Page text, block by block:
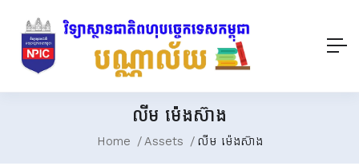
លីម ម៉េងស៊ាង
Home Assets លីម ម៉េងស៊ាង